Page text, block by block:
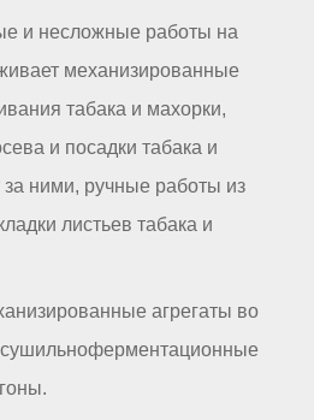
и несложные работы на
механизированные
табака и махорки,
и посадки табака и
ними, ручные работы из
листьев табака и
агрегаты во